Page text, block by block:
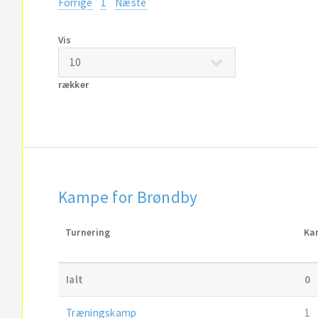
Vis
rækker
Kampe for Brøndby
Turnering
Ialt 0
Træningskamp 1